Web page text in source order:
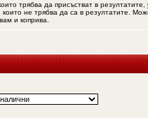
трябва да присъстват в резултатите,
които не трябва да са в резултатите.
и коприва.